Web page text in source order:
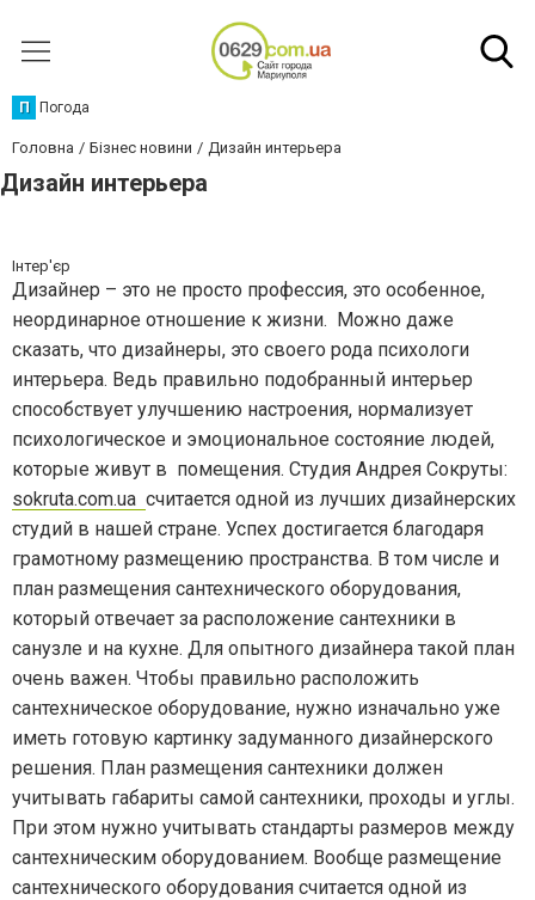
П Погода
Головна Бізнес новини Дизайн интерьера
Дизайн интерьера
Інтер'єр
Дизайнер – это не просто профессия, это особенное,
неординарное отношение к жизни. Можно даже
сказать, что дизайнеры, это своего рода психологи
интерьера. Ведь правильно подобранный интерьер
способствует улучшению настроения, нормализует
психологическое и эмоциональное состояние людей,
которые живут в помещения. Студия Андрея Сокруты:
sokruta.com.ua считается одной из лучших дизайнерских
студий в нашей стране. Успех достигается благодаря
грамотному размещению пространства. В том числе и
план размещения сантехнического оборудования,
который отвечает за расположение сантехники в
санузле и на кухне. Для опытного дизайнера такой план
очень важен. Чтобы правильно расположить
сантехническое оборудование, нужно изначально уже
иметь готовую картинку задуманного дизайнерского
решения. План размещения сантехники должен
учитывать габариты самой сантехники, проходы и углы.
При этом нужно учитывать стандарты размеров между
сантехническим оборудованием. Вообще размещение
сантехнического оборудования считается одной из